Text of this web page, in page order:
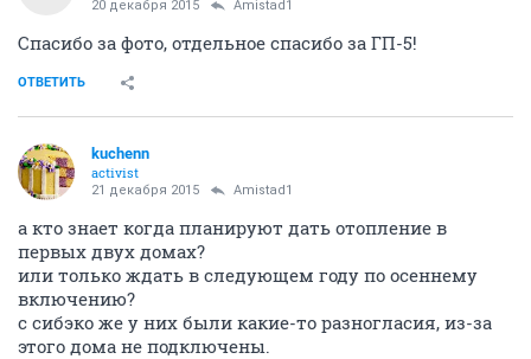
20 декабря 2015 Amistad1
Спасибо за фото, отдельное спасибо за ГП-5!
ОТВЕТИТЬ
kuchenn
activist
21 декабря 2015 Amistad1
а кто знает когда планируют дать отопление в
первых двух домах?
или только ждать в следующем году по осеннему
включению?
с сибэко же у них были какие-то разногласия, из-за
этого дома не подключены.